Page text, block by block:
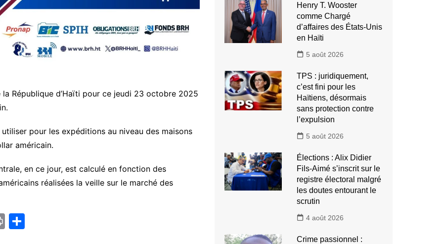
République d’Haïti pour ce jeudi 23 octobre 2025
pour les expéditions au niveau des maisons
américain.
en ce jour, est calculé en fonction des
réalisées la veille sur le marché des
Pr
Henry T. Wooster
comme Chargé
d’affaires des États-Unis
en Haïti
5 août 2026
TPS : juridiquement,
c’est fini pour les
Haïtiens, désormais
sans protection contre
l’expulsion
5 août 2026
Élections : Alix Didier
Fils-Aimé s’inscrit sur le
registre électoral malgré
les doutes entourant le
scrutin
4 août 2026
Crime passionnel :